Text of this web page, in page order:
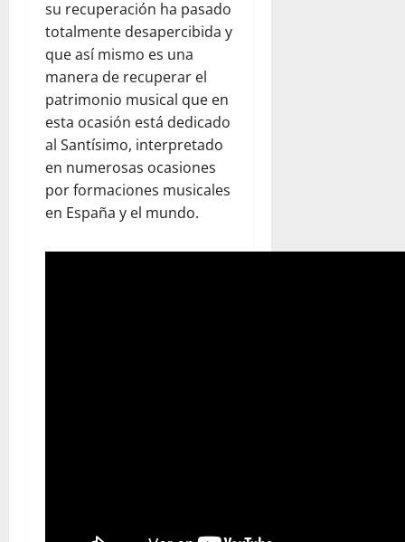
su recuperación ha pasado
totalmente desapercibida y
que así mismo es una
manera de recuperar el
patrimonio musical que en
esta ocasión está dedicado
al Santísimo, interpretado
en numerosas ocasiones
por formaciones musicales
en España y el mundo.